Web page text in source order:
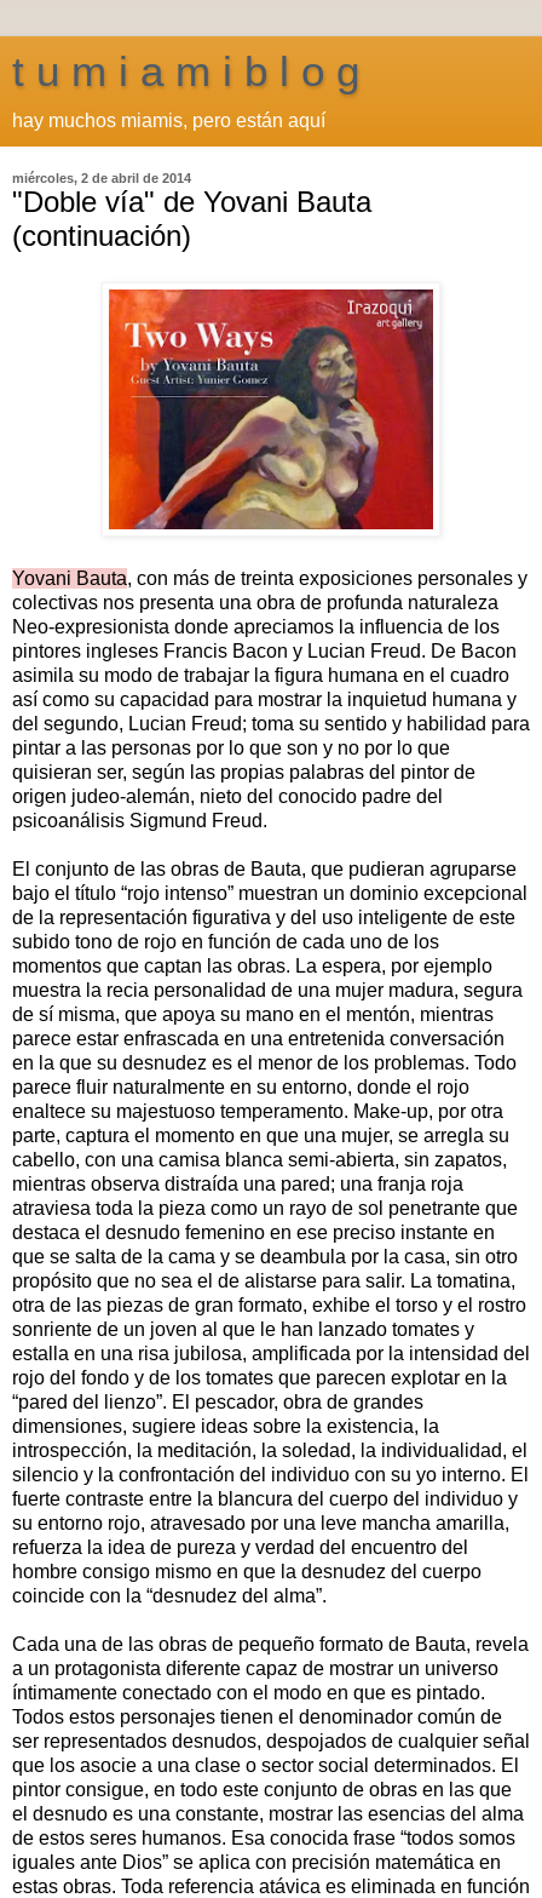
t u m i a m i b l o g
hay muchos miamis, pero están aquí
miércoles, 2 de abril de 2014
"Doble vía" de Yovani Bauta
(continuación)
Yovani Bauta, con más de treinta exposiciones personales y
colectivas nos presenta una obra de profunda naturaleza
Neo-expresionista donde apreciamos la influencia de los
pintores ingleses Francis Bacon y Lucian Freud. De Bacon
asimila su modo de trabajar la figura humana en el cuadro
así como su capacidad para mostrar la inquietud humana y
del segundo, Lucian Freud; toma su sentido y habilidad para
pintar a las personas por lo que son y no por lo que
quisieran ser, según las propias palabras del pintor de
origen judeo-alemán, nieto del conocido padre del
psicoanálisis Sigmund Freud.
El conjunto de las obras de Bauta, que pudieran agruparse
bajo el título “rojo intenso” muestran un dominio excepcional
de la representación figurativa y del uso inteligente de este
subido tono de rojo en función de cada uno de los
momentos que captan las obras. La espera, por ejemplo
muestra la recia personalidad de una mujer madura, segura
de sí misma, que apoya su mano en el mentón, mientras
parece estar enfrascada en una entretenida conversación
en la que su desnudez es el menor de los problemas. Todo
parece fluir naturalmente en su entorno, donde el rojo
enaltece su majestuoso temperamento. Make-up, por otra
parte, captura el momento en que una mujer, se arregla su
cabello, con una camisa blanca semi-abierta, sin zapatos,
mientras observa distraída una pared; una franja roja
atraviesa toda la pieza como un rayo de sol penetrante que
destaca el desnudo femenino en ese preciso instante en
que se salta de la cama y se deambula por la casa, sin otro
propósito que no sea el de alistarse para salir. La tomatina,
otra de las piezas de gran formato, exhibe el torso y el rostro
sonriente de un joven al que le han lanzado tomates y
estalla en una risa jubilosa, amplificada por la intensidad del
rojo del fondo y de los tomates que parecen explotar en la
“pared del lienzo”. El pescador, obra de grandes
dimensiones, sugiere ideas sobre la existencia, la
introspección, la meditación, la soledad, la individualidad, el
silencio y la confrontación del individuo con su yo interno. El
fuerte contraste entre la blancura del cuerpo del individuo y
su entorno rojo, atravesado por una leve mancha amarilla,
refuerza la idea de pureza y verdad del encuentro del
hombre consigo mismo en que la desnudez del cuerpo
coincide con la “desnudez del alma”.
Cada una de las obras de pequeño formato de Bauta, revela
a un protagonista diferente capaz de mostrar un universo
íntimamente conectado con el modo en que es pintado.
Todos estos personajes tienen el denominador común de
ser representados desnudos, despojados de cualquier señal
que los asocie a una clase o sector social determinados. El
pintor consigue, en todo este conjunto de obras en las que
el desnudo es una constante, mostrar las esencias del alma
de estos seres humanos. Esa conocida frase “todos somos
iguales ante Dios” se aplica con precisión matemática en
estas obras. Toda referencia atávica es eliminada en función